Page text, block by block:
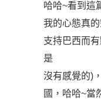
哈哈~看到這
我的心態真
支持巴西而
是
沒有感覺的)
國，哈哈~當